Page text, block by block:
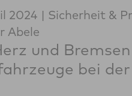
2024
Sicherheit &
Abele
und
bei der